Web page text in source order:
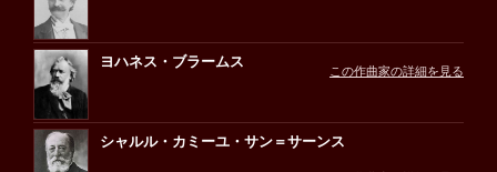
ヨハネス・ブラームス
この作曲家の詳細を見る
シャルル・カミーユ・サン＝サーンス